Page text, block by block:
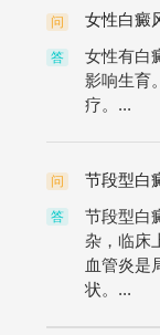
问 女性白癜
答
女性有白
影响生育
疗。...
问 节段型白
答
节段型白
杂，临床
血管炎是
状。...